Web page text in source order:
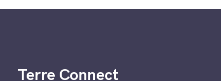
Terre Connect